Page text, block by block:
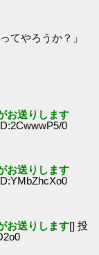
てやろうか？」
お送りします
0
お送りします
お送りします[] 投